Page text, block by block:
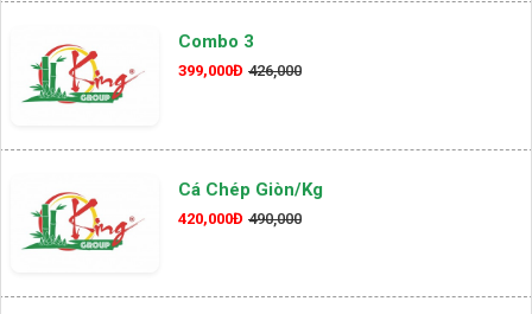
Combo 3
399,000Đ 426,000
Cá Chép Giòn/kg
420,000Đ 490,000